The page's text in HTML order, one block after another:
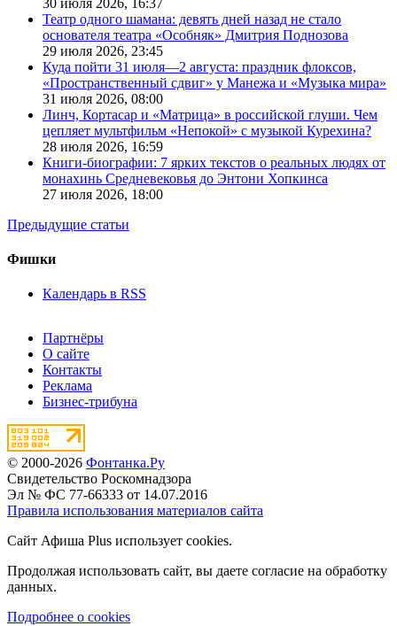
Театр одного шамана: девять дней назад не стало
основателя театра «Особняк» Дмитрия Поднозова
29 июля 2026, 23:45
Куда пойти 31 июля—2 августа: праздник флоксов,
«Пространственный сдвиг» у Манежа и «Музыка мира»
31 июля 2026, 08:00
Линч, Кортасар и «Матрица» в российской глуши. Чем
цепляет мультфильм «Непокой» с музыкой Курехина?
28 июля 2026, 16:59
Книги-биографии: 7 ярких текстов о реальных людях от
монахинь Средневековья до Энтони Хопкинса
27 июля 2026, 18:00
Предыдущие статьи
Фишки
Календарь в RSS
Партнёры
О сайте
Контакты
Реклама
Бизнес-трибуна
© 2000-2026 Фонтанка.Ру
Свидетельство Роскомнадзора
Эл № ФС 77-66333 от 14.07.2016
Правила использования материалов сайта
Сайт Афиша Plus использует cookies.
Продолжая использовать сайт, вы даете согласие на обработку
данных.
Подробнее о cookies